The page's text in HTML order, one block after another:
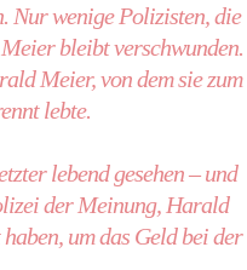
Nur wenige Polizisten, die
bleibt verschwunden.
Meier, von dem sie zum
lebte.
lebend gesehen – und
der Meinung, Harald
um das Geld bei der